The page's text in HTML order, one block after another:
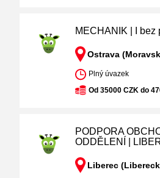
MECHANIK | I bez
Ostrava
Plný úvazek
Od 35000 CZK do
PODPORA
ODDĚLENÍ |
Liberec